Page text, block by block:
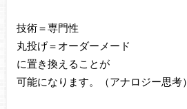
技術＝専門性
丸投げ＝オーダーメード
に置き換えることが
可能になります。（アナロジー思考）